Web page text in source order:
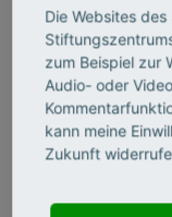
Die Websites
zum Beispiel zur
Audio- oder
kann meine
Zukunft